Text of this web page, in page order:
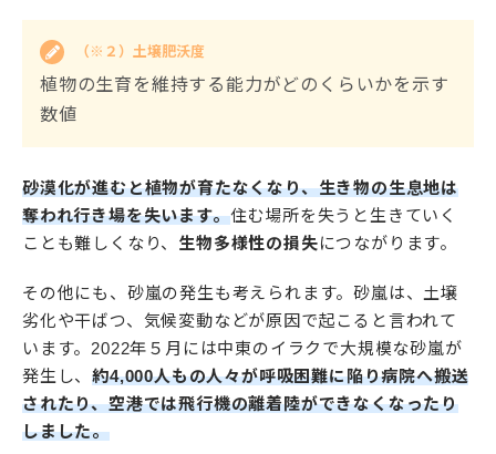
（※２）土壌肥沃度
植物の生育を維持する能力がどのくらいかを示す
数値
砂漠化が進むと植物が育たなくなり、生き物の生息地は
奪われ行き場を失います。住む場所を失うと生きていく
ことも難しくなり、 生物多様性の損失につながります。
その他にも、砂嵐の発生も考えられます。砂嵐は、土壌
劣化や干ばつ、気候変動などが原因で起こると言われて
います。2022年５月には中東のイラクで大規模な砂嵐が
発生し、約4,000人もの人々が呼吸困難に陥り病院へ搬送
されたり、空港では飛行機の離着陸ができなくなったり
しました。